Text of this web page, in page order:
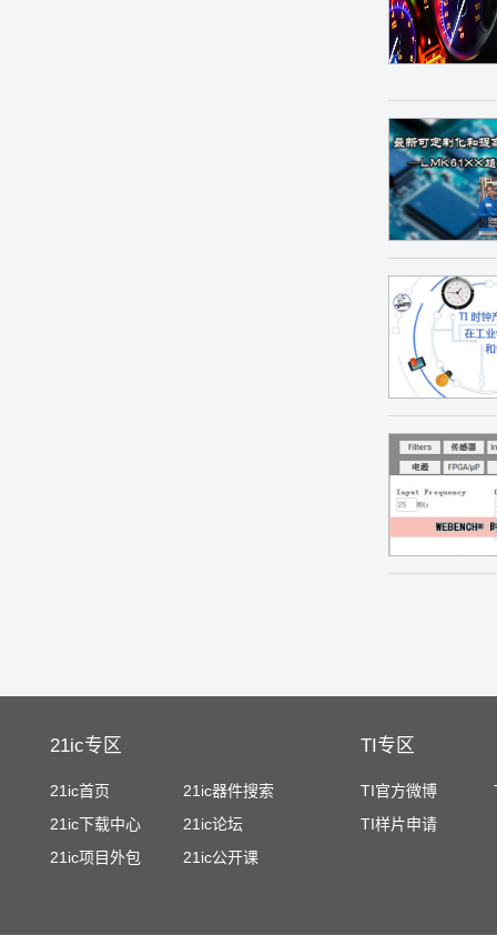
21ic专区
21ic首页
21ic器件搜索
21ic下载中心
21ic论坛
21ic项目外包
21ic公开课
TI专区
TI官方微博
TI样片申请